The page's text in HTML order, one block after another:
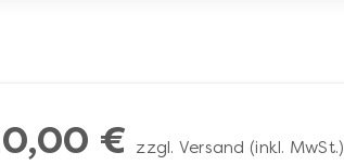
€ zzgl. Versand (inkl. MwSt.)